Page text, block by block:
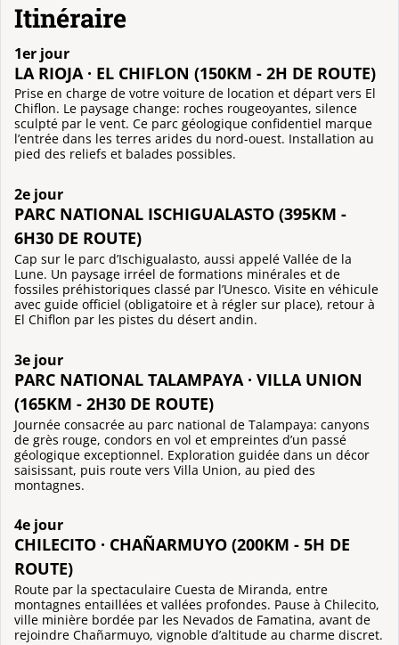
Itinéraire
1er jour
LA RIOJA · EL CHIFLON (150KM - 2H DE ROUTE)
Prise en charge de votre voiture de location et départ vers El
Chiflon. Le paysage change: roches rougeoyantes, silence
sculpté par le vent. Ce parc géologique confidentiel marque
l’entrée dans les terres arides du nord-ouest. Installation au
pied des reliefs et balades possibles.
2e jour
PARC NATIONAL ISCHIGUALASTO (395KM -
6H30 DE ROUTE)
Cap sur le parc d’Ischigualasto, aussi appelé Vallée de la
Lune. Un paysage irréel de formations minérales et de
fossiles préhistoriques classé par l’Unesco. Visite en véhicule
avec guide officiel (obligatoire et à régler sur place), retour à
El Chiflon par les pistes du désert andin.
3e jour
PARC NATIONAL TALAMPAYA · VILLA UNION
(165KM - 2H30 DE ROUTE)
Journée consacrée au parc national de Talampaya: canyons
de grès rouge, condors en vol et empreintes d’un passé
géologique exceptionnel. Exploration guidée dans un décor
saisissant, puis route vers Villa Union, au pied des
montagnes.
4e jour
CHILECITO · CHAÑARMUYO (200KM - 5H DE
ROUTE)
Route par la spectaculaire Cuesta de Miranda, entre
montagnes entaillées et vallées profondes. Pause à Chilecito,
ville minière bordée par les Nevados de Famatina, avant de
rejoindre Chañarmuyo, vignoble d’altitude au charme discret.